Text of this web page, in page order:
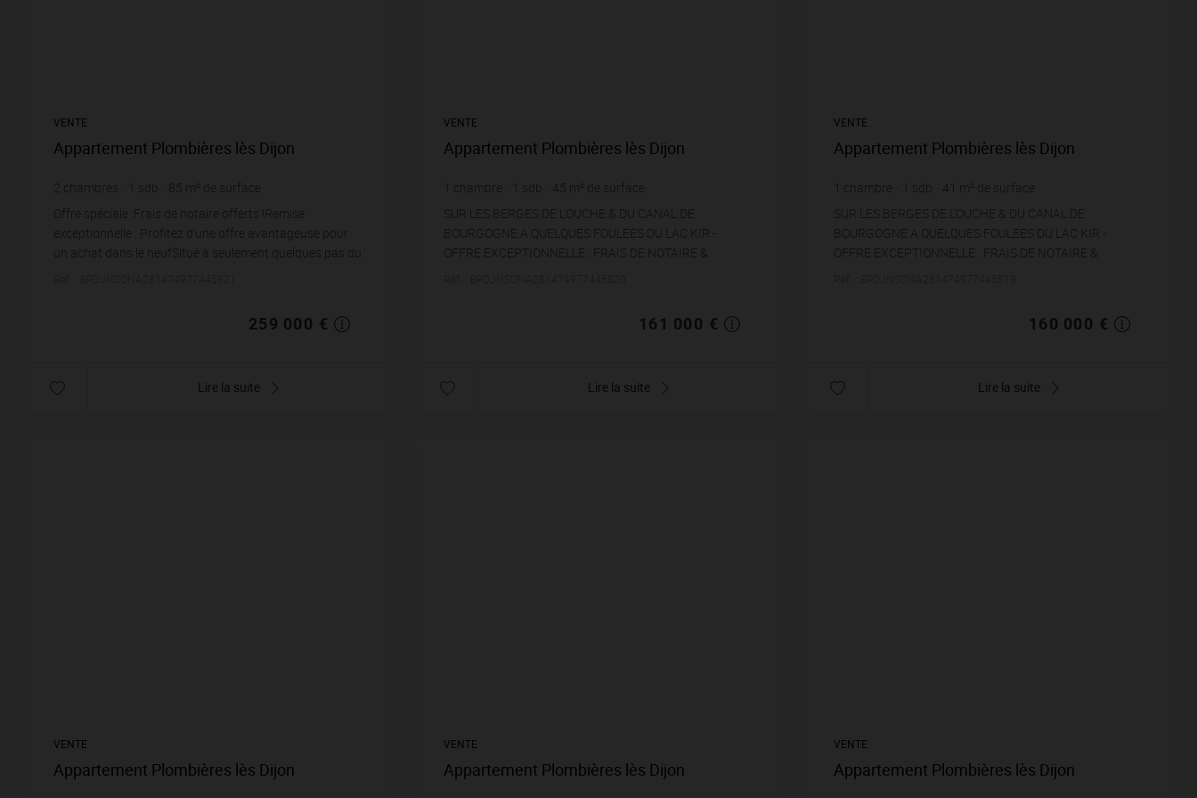
VENTE
Appartement Plombières lès Dijon
2 chambres sdb 85 m² de surface
3 047,06 € prix / m²
Offre spéciale :Frais de notaire offerts !Remise
exceptionnelle : Profitez d’une offre avantageuse pour
un achat dans le neufSitué à seulement quelques pas du
259 000 €
Lire la suite
VENTE
Appartement Plombières lès Dijon
chambre sdb 45 m² de surface
3 577,78 € prix / m²
SUR LES BERGES DE L'OUCHE & DU CANAL DE
BOURGOGNE A QUELQUES FOULEES DU LAC KIR -
OFFRE EXCEPTIONNELLE : FRAIS DE NOTAIRE &
161 000 €
Lire la suite
VENTE
Appartement Plombières lès Dijon
chambre sdb 41
m² de surface
3 902,44 € prix / m²
SUR LES BERGES DE L'OUCHE & DU CANAL DE
BOURGOGNE A QUELQUES FOULEES DU LAC KIR -
OFFRE EXCEPTIONNELLE : FRAIS DE NOTAIRE &
160 000 €
Lire la suite
VENTE
Appartement Plombières lès Dijon
VENTE
Appartement Plombières lès Dijon
VENTE
Appartement Plombières lès Dijon